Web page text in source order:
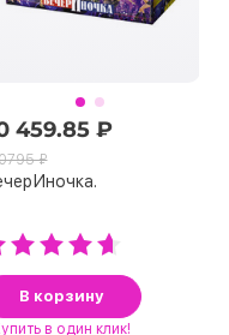
459.85 ₽
₽
В корзину
в один клик!